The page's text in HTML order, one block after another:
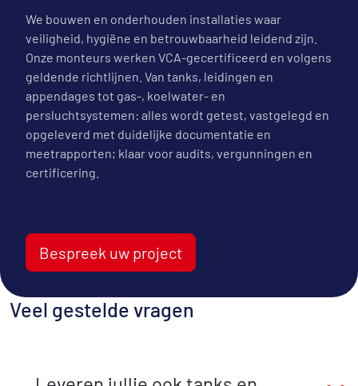
We bouwen en onderhouden installaties waar
veiligheid, hygiëne en betrouwbaarheid leidend zijn.
Onze monteurs werken VCA-gecertificeerd en volgens
geldende richtlijnen. Van tanks, leidingen en
appendages tot gas-, koelwater- en
persluchtsystemen: alles wordt getest, vastgelegd en
opgeleverd met duidelijke documentatie en
meetrapporten; klaar voor audits, vergunningen en
certificering.
Bespreek uw project
Veel gestelde vragen